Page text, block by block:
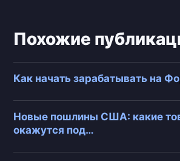
Похожие
Как начать зарабатывать на
Новые пошлины США: какие
окажутся под…